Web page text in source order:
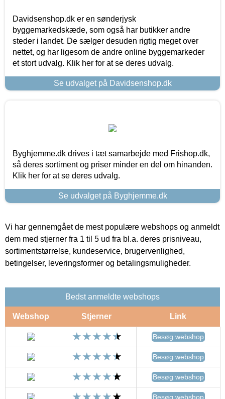
Davidsenshop.dk er en sønderjysk
byggemarkedskæde, som også har butikker andre
steder i landet. De sælger desuden rigtig meget over
nettet, og har ligesom de andre online byggemarkeder
et stort udvalg. Klik her for at se deres udvalg.
Se udvalget på Davidsenshop.dk
Byghjemme.dk drives i tæt samarbejde med Frishop.dk,
så deres sortiment og priser minder en del om hinanden.
Klik her for at se deres udvalg.
Se udvalget på Byghjemme.dk
Vi har gennemgået de mest populære webshops og anmeldt
dem med stjerner fra 1 til 5 ud fra bl.a. deres prisniveau,
sortimentstørrelse, kundeservice, brugervenlighed,
betingelser, leveringsformer og betalingsmuligheder.
Bedst anmeldte webshops
Webshop Stjerner Link
Besøg webshop
Besøg webshop
Besøg webshop
Besøg webshop